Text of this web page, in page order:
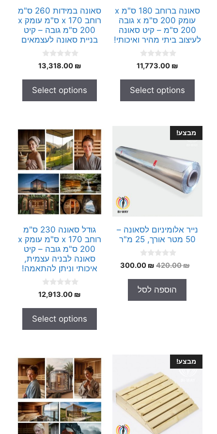
סאונה ברוחב 180 ס"מ x
עומק 200 ס"מ x גובה
200 ס"מ – קיט סאונה
לעיצוב ביתי מהיר ואיכותי!
0
o
o
5
11,773.00 ₪
Select options
סאונה במידות 260 ס"מ
רוחב x 170 ס"מ עומק x
200 ס"מ גובה – קיט
בניית סאונה לעצמאים
0
o
o
5
13,318.00 ₪
Select options
מבצע!
נייר אלומיניום לסאונה –
50 מטר אורך, 25 מ"ר
0
o
o
5
420.00₪
המחיר
היה:
420.00 ₪.
300.00 ₪
המחיר
הוספה לסל
גודל סאונה 230 ס"מ
רוחב x 170 ס"מ עומק x
200 ס"מ גובה – קיט
סאונה לבניה עצמית,
איכותי וניתן להתאמה!
0
o
o
5
12,913.00 ₪
Select options
מבצע!